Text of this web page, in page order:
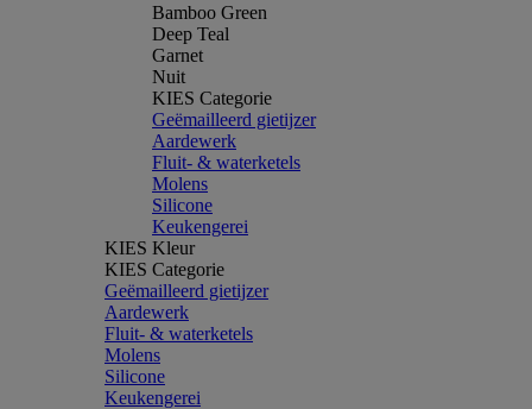
Bamboo Green
Deep Teal
Garnet
Nuit
KIES Categorie
Geëmailleerd gietijzer
Aardewerk
Fluit- & waterketels
Molens
Silicone
Keukengerei
KIES Kleur
KIES Categorie
Geëmailleerd gietijzer
Aardewerk
Fluit- & waterketels
Molens
Silicone
Keukengerei